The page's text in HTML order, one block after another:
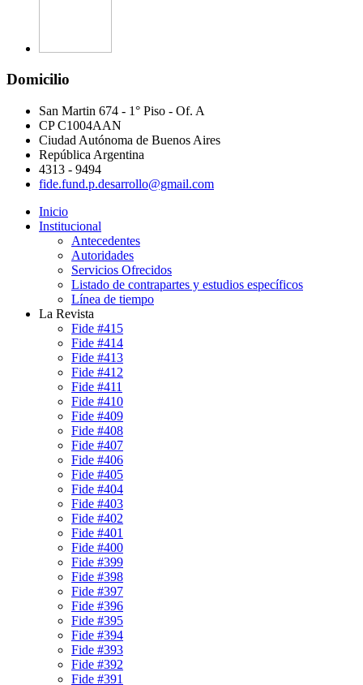
Domicilio
San Martin 674 - 1° Piso - Of. A
CP C1004AAN
Ciudad Autónoma de Buenos Aires
República Argentina
4313 - 9494
fide.fund.p.desarrollo@gmail.com
Inicio
Institucional
Antecedentes
Autoridades
Servicios Ofrecidos
Listado de contrapartes y estudios específicos
Línea de tiempo
La Revista
Fide #415
Fide #414
Fide #413
Fide #412
Fide #411
Fide #410
Fide #409
Fide #408
Fide #407
Fide #406
Fide #405
Fide #404
Fide #403
Fide #402
Fide #401
Fide #400
Fide #399
Fide #398
Fide #397
Fide #396
Fide #395
Fide #394
Fide #393
Fide #392
Fide #391